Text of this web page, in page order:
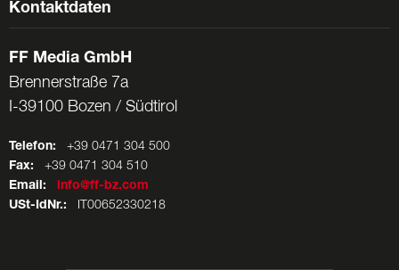
Kontaktdaten
FF Media GmbH
Brennerstraße 7a
I-39100 Bozen / Südtirol
Telefon: +39 0471 304 500
Fax: +39 0471 304 510
Email:
info@ff-bz.com
USt-IdNr.: IT00652330218